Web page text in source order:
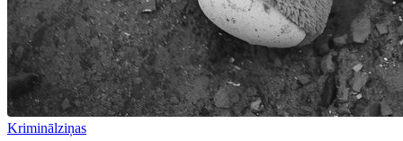
Kriminālziņas